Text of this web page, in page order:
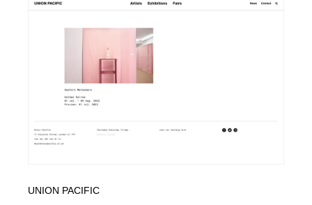
UNION PACIFIC